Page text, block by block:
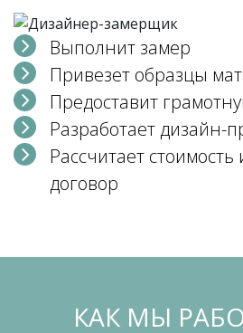
Выполнит замер
Привезет образцы
Предоставит
Разработает дизайн-
Рассчитает
договор
КАК МЫ